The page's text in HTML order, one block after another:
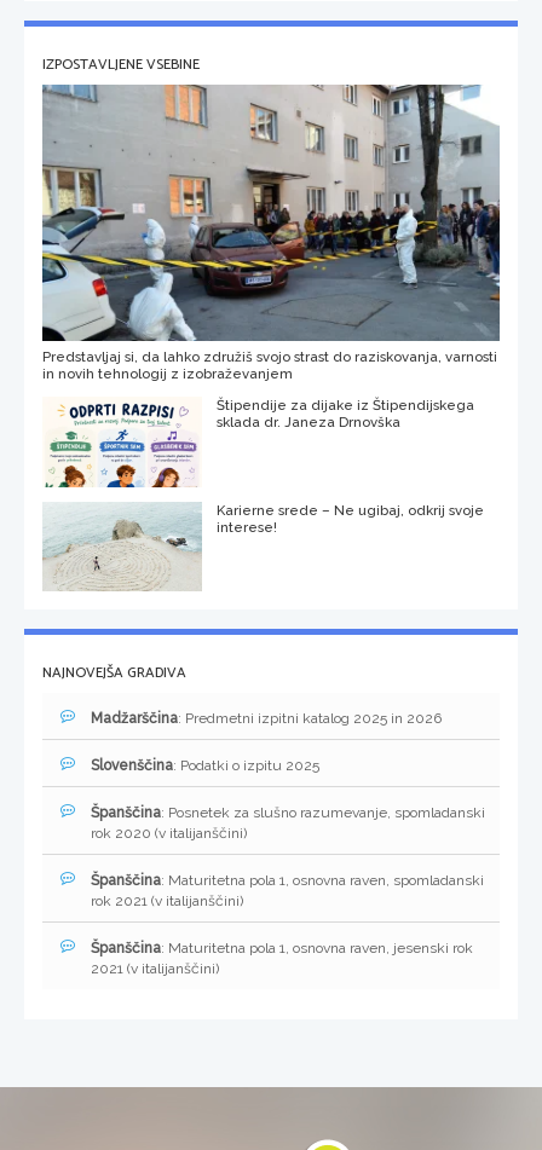
IZPOSTAVLJENE VSEBINE
Predstavljaj si, da lahko združiš svojo strast do raziskovanja, varnosti
in novih tehnologij z izobraževanjem
Štipendije za dijake iz Štipendijskega
sklada dr. Janeza Drnovška
Karierne srede – Ne ugibaj, odkrij svoje
interese!
NAJNOVEJŠA GRADIVA
Madžarščina: Predmetni izpitni katalog 2025 in 2026
Slovenščina: Podatki o izpitu 2025
Španščina: Posnetek za slušno razumevanje, spomladanski
rok 2020 (v italijanščini)
Španščina: Maturitetna pola 1, osnovna raven, spomladanski
rok 2021 (v italijanščini)
Španščina: Maturitetna pola 1, osnovna raven, jesenski rok
2021 (v italijanščini)